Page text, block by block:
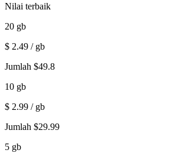
Nilai terbaik
20 gb
$ 2.49 / gb
Jumlah $49.8
10 gb
$ 2.99 / gb
Jumlah $29.99
5 gb